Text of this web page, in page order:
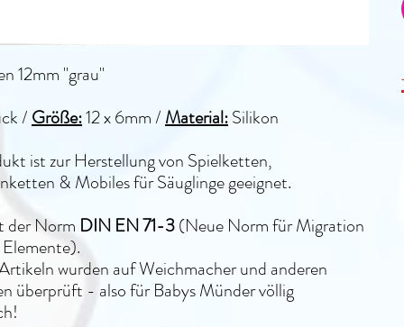
12mm "grau"
/Größe:12 x 6mm/Material:Silikon
ist zur Herstellung von Spielketten,
& Mobiles für Säuglinge geeignet.
der Norm DIN EN 71-3(Neue Norm für Migration
wurden auf Weichmacher und anderen
überprüft - also für Babys Münder völlig